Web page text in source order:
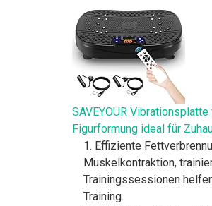
SAVEYOUR
Figurformung ideal für
1. Effiziente
Muskelkontraktion,
Trainingssessionen
Training.